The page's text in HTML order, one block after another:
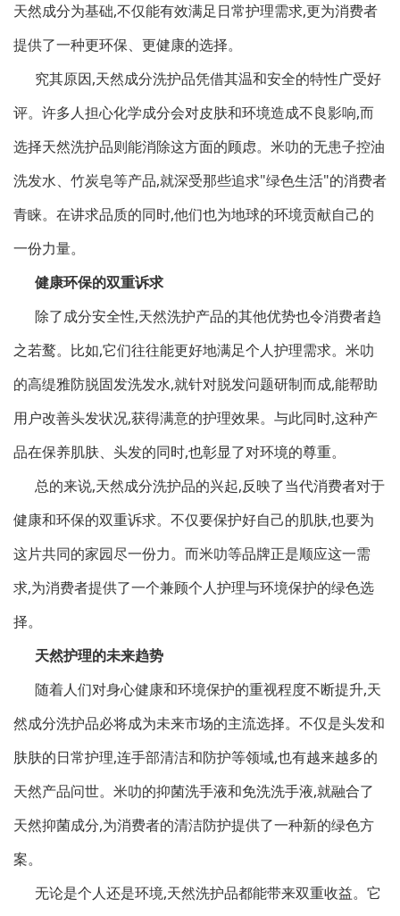
天然成分为基础,不仅能有效满足日常护理需求,更为消费者
提供了一种更环保、更健康的选择。
究其原因,天然成分洗护品凭借其温和安全的特性广受好
评。许多人担心化学成分会对皮肤和环境造成不良影响,而
选择天然洗护品则能消除这方面的顾虑。米叻的无患子控油
洗发水、竹炭皂等产品,就深受那些追求"绿色生活"的消费者
青睐。在讲求品质的同时,他们也为地球的环境贡献自己的
一份力量。
健康环保的双重诉求
除了成分安全性,天然洗护产品的其他优势也令消费者趋
之若鹜。比如,它们往往能更好地满足个人护理需求。米叻
的高缇雅防脱固发洗发水,就针对脱发问题研制而成,能帮助
用户改善头发状况,获得满意的护理效果。与此同时,这种产
品在保养肌肤、头发的同时,也彰显了对环境的尊重。
总的来说,天然成分洗护品的兴起,反映了当代消费者对于
健康和环保的双重诉求。不仅要保护好自己的肌肤,也要为
这片共同的家园尽一份力。而米叻等品牌正是顺应这一需
求,为消费者提供了一个兼顾个人护理与环境保护的绿色选
择。
天然护理的未来趋势
随着人们对身心健康和环境保护的重视程度不断提升,天
然成分洗护品必将成为未来市场的主流选择。不仅是头发和
肤肤的日常护理,连手部清洁和防护等领域,也有越来越多的
天然产品问世。米叻的抑菌洗手液和免洗洗手液,就融合了
天然抑菌成分,为消费者的清洁防护提供了一种新的绿色方
案。
无论是个人还是环境,天然洗护品都能带来双重收益。它